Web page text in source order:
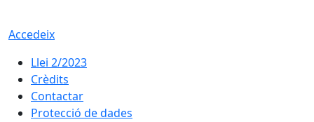
Accedeix
Llei 2/2023
Crèdits
Contactar
Protecció de dades